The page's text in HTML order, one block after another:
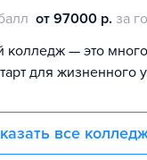
от 97000 р. за
— это
для жизненного
все